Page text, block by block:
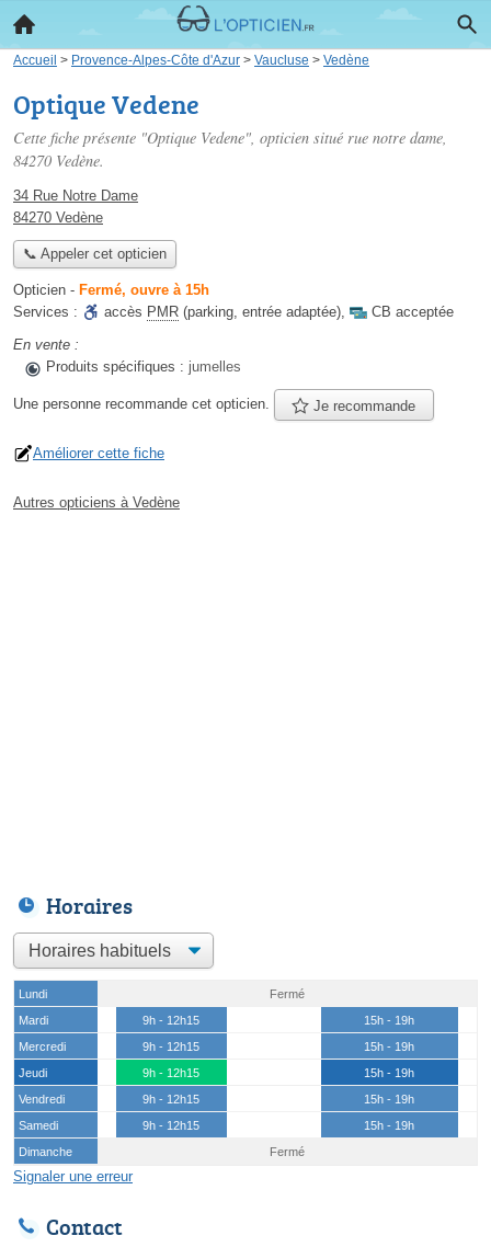
Accueil > Provence-Alpes-Côte d'Azur > Vaucluse > Vedène
Optique Vedene
Cette fiche présente "Optique Vedene", opticien situé rue notre dame,
84270 Vedène.
34 Rue Notre Dame
84270 Vedène
📞 Appeler cet opticien
Opticien - Fermé, ouvre à 15h
Services :
accès PMR (parking, entrée adaptée),
CB acceptée
En vente :
Produits spécifiques : jumelles
Une personne recommande cet opticien. Je recommande
Améliorer cette fiche
Autres opticiens à Vedène
Horaires
Lundi
Fermé
Mardi
9h - 12h15
15h - 19h
Mercredi
9h - 12h15
15h - 19h
Jeudi
9h - 12h15
15h - 19h
Vendredi
9h - 12h15
15h - 19h
Samedi
9h - 12h15
15h - 19h
Dimanche
Fermé
Signaler une erreur
Contact